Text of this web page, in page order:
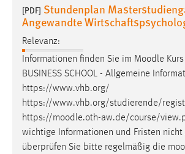
[PDF] Stundenplan
Angewandte
Relevanz:
Informationen finden Sie im Moodle
BUSINESS SCHOOL - Allgemeine
https://www.vhb.org/
https://www.vhb.org/studierende/
https://moodle.oth-aw.de/course/
wichtige Informationen und Fristen nicht
überprüfen Sie bitte regelmäßig die